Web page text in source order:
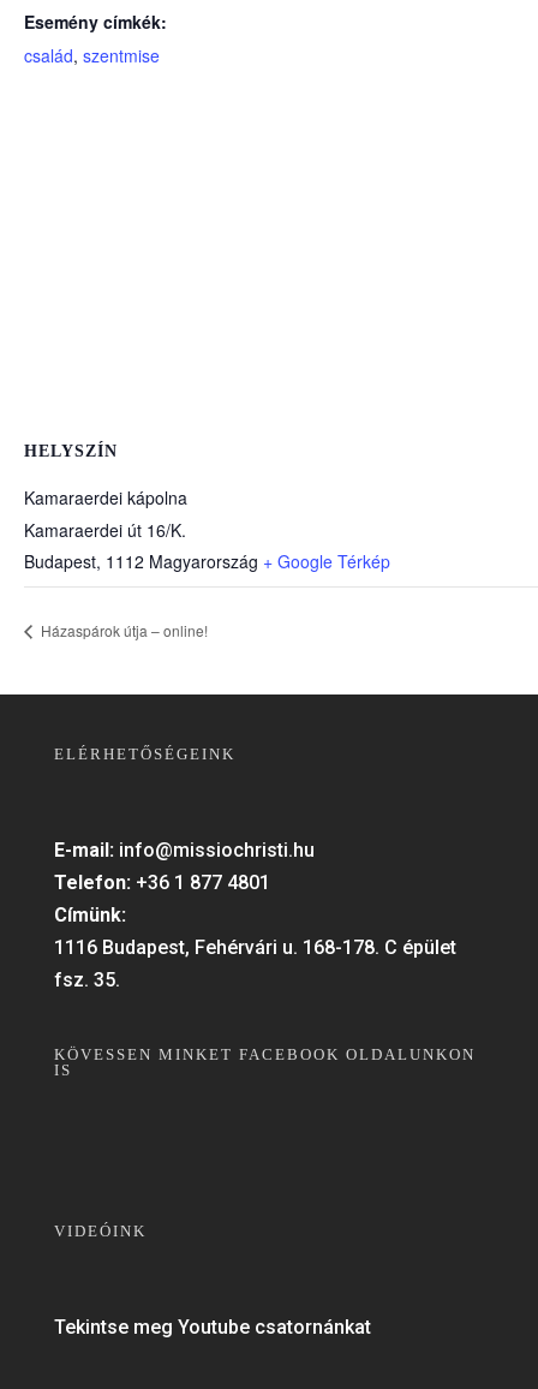
Esemény címkék:
család, szentmise
HELYSZÍN
Kamaraerdei kápolna
Kamaraerdei út 16/K.
Budapest, 1112 Magyarország + Google Térkép
Házaspárok útja – online!
ELÉRHETŐSÉGEINK
E-mail: info@missiochristi.hu
Telefon: +36 1 877 4801
Címünk:
1116 Budapest, Fehérvári u. 168-178. C épület
fsz. 35.
KÖVESSEN MINKET FACEBOOK OLDALUNKON
IS
VIDEÓINK
Tekintse meg Youtube csatornánkat